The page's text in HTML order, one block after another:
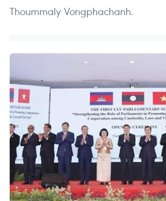
Thoummaly Vongphachanh.